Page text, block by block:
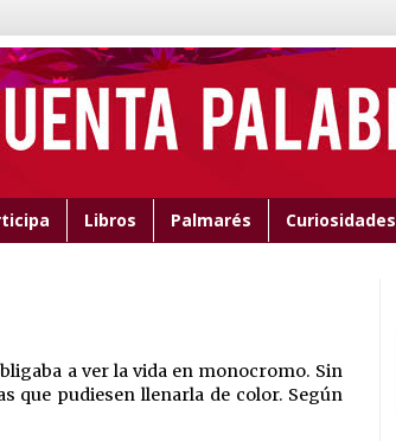
Libros Palmarés Curiosidades
a ver la vida en monocromo. Sin
que pudiesen llenarla de color. Según